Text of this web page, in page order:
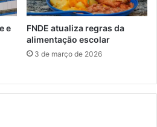
e
FNDE atualiza regras da
alimentação escolar
3 de março de 2026